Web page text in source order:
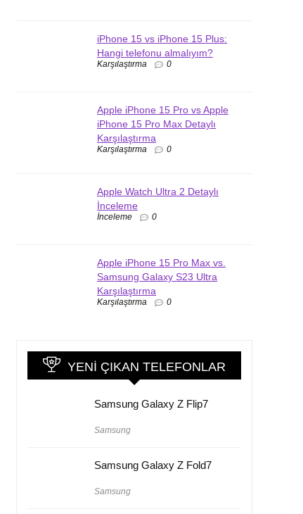
iPhone 15 vs iPhone 15 Plus:
Hangi telefonu almalıyım?
Karşılaştırma 0
Apple iPhone 15 Pro vs Apple
iPhone 15 Pro Max Detaylı
Karşılaştırma
Karşılaştırma 0
Apple Watch Ultra 2 Detaylı
İnceleme
İnceleme 0
Apple iPhone 15 Pro Max vs.
Samsung Galaxy S23 Ultra
Karşılaştırma
Karşılaştırma 0
YENI ÇIKAN TELEFONLAR
Samsung Galaxy Z Flip7
Samsung
Samsung Galaxy Z Fold7
Samsung